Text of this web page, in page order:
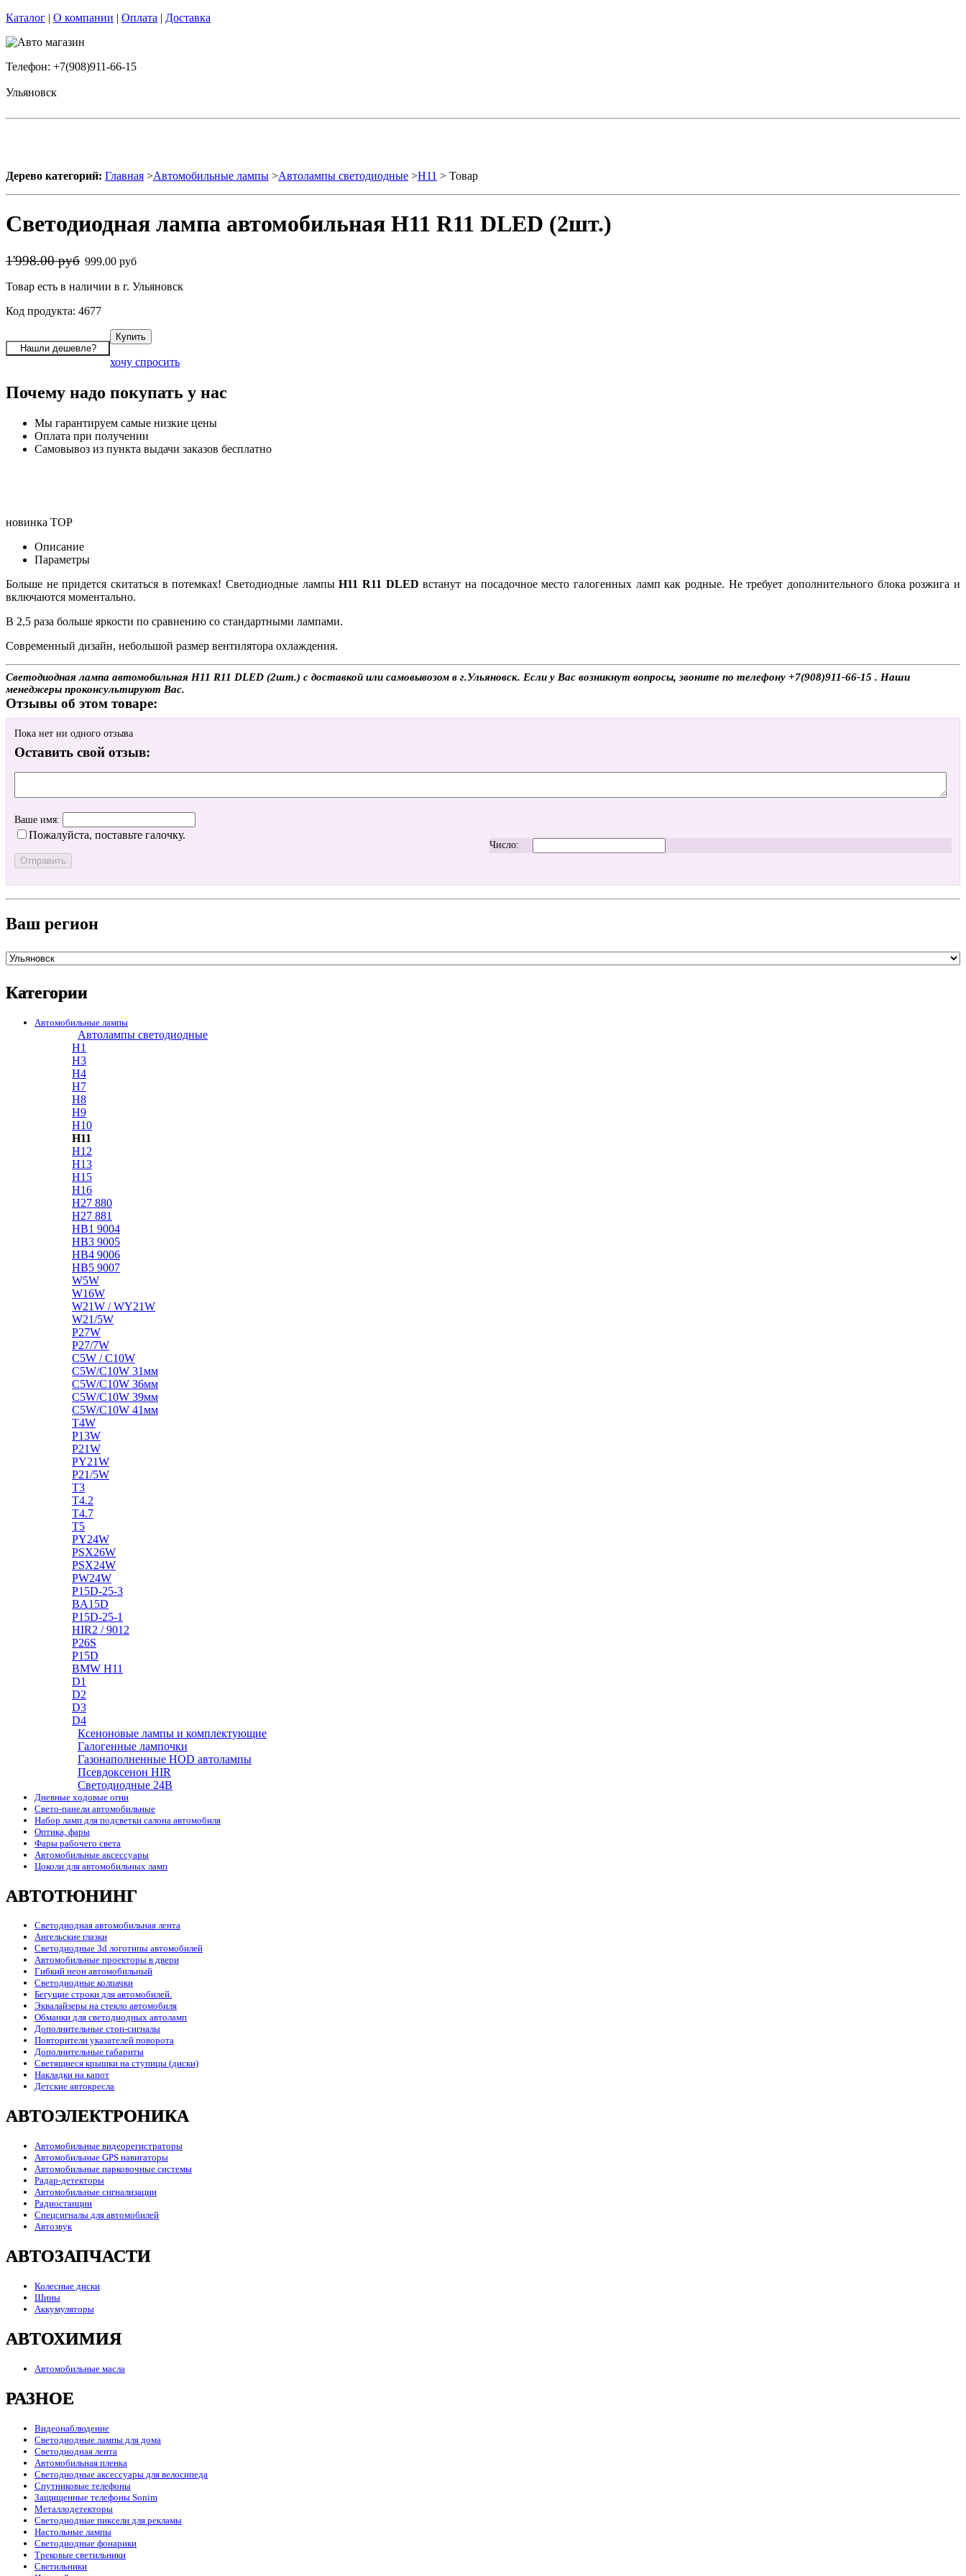
Каталог | О компании | Оплата | Доставка
Телефон: +7(908)911-66-15
Ульяновск
Дерево категорий: Главная >Автомобильные лампы >Автолампы светодиодные >H11 > Товар
Светодиодная лампа автомобильная H11 R11 DLED (2шт.)
1'998.00 руб 999.00 руб
Товар есть в наличии в г. Ульяновск
Код продукта: 4677
хочу спросить
Почему надо покупать у нас
Мы гарантируем самые низкие цены
Оплата при получении
Самовывоз из пункта выдачи заказов бесплатно
новинка TOP
Описание
Параметры
Больше не придется скитаться в потемках! Светодиодные лампыH11 R11 DLED встанут на посадочное место галогенных ламп как родные. Не требует дополнительного блока розжига и
включаются моментально.
В 2,5 раза больше яркости по сравнению со стандартными лампами.
Современный дизайн, небольшой размер вентилятора охлаждения.
Светодиодная лампа автомобильная H11 R11 DLED (2шт.) с доставкой или самовывозом в г.Ульяновск. Если у Вас возникнут вопросы, звоните по телефону +7(908)911-66-15 . Наши
менеджеры проконсультируют Вас.
Отзывы об этом товаре:
Пока нет ни одного отзыва
Оставить свой отзыв:
Ваше имя:
Пожалуйста, поставьте галочку.
Число:
Ваш регион
Категории
Автомобильные лампы
Автолампы светодиодные
H1
H3
H4
H7
H8
H9
H10
H11
H12
H13
H15
H16
H27 880
H27 881
HB1 9004
HB3 9005
HB4 9006
HB5 9007
W5W
W16W
W21W / WY21W
W21/5W
P27W
P27/7W
C5W / C10W
C5W/C10W 31мм
C5W/C10W 36мм
C5W/C10W 39мм
C5W/C10W 41мм
T4W
P13W
P21W
PY21W
P21/5W
T3
T4.2
T4.7
T5
PY24W
PSX26W
PSX24W
PW24W
P15D-25-3
BA15D
P15D-25-1
HIR2 / 9012
P26S
P15D
BMW H11
D1
D2
D3
D4
Ксеноновые лампы и комплектующие
Галогенные лампочки
Газонаполненные HOD автолампы
Псевдоксенон HIR
Cветодиодные 24B
Дневные ходовые огни
Свето-панели автомобильные
Набор ламп для подсветки салона автомобиля
Оптика, фары
Фары рабочего света
Автомобильные аксессуары
Цоколи для автомобильных ламп
АВТОТЮНИНГ
Светодиодная автомобильная лента
Ангельские глазки
Светодиодные 3d логотипы автомобилей
Автомобильные проекторы в двери
Гибкий неон автомобильный
Светодиодные колпачки
Бегущие строки для автомобилей.
Эквалайзеры на стекло автомобиля
Обманки для светодиодных автоламп
Дополнительные стоп-сигналы
Повторители указателей поворота
Дополнительные габариты
Светящиеся крышки на ступицы (диски)
Накладки на капот
Детские автокресла
АВТОЭЛЕКТРОНИКА
Автомобильные видеорегистраторы
Автомобильные GPS навигаторы
Автомобильные парковочные системы
Радар-детекторы
Автомобильные сигнализации
Радиостанции
Спецсигналы для автомобилей
Автозвук
АВТОЗАПЧАСТИ
Колесные диски
Шины
Аккумуляторы
АВТОХИМИЯ
Автомобильные масла
РАЗНОЕ
Видеонаблюдение
Светодиодные лампы для дома
Светодиодная лента
Автомобильная пленка
Светодиодные аксессуары для велосипеда
Спутниковые телефоны
Защищенные телефоны Sonim
Металлодетекторы
Светодиодные пиксели для рекламы
Настольные лампы
Светодиодные фонарики
Трековые светильники
Светильники